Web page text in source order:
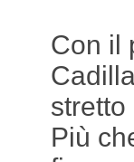
Con il
Più